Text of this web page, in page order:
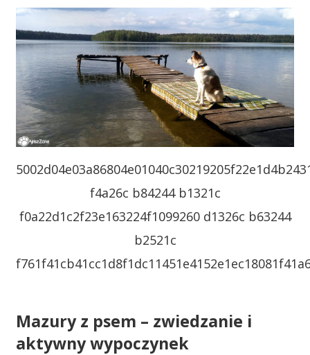
f4a26c b84244 b1321c
f0a22d1c2f23e163224f1099260 d1326c b63244
b2521c
Mazury z psem – zwiedzanie i
aktywny wypoczynek